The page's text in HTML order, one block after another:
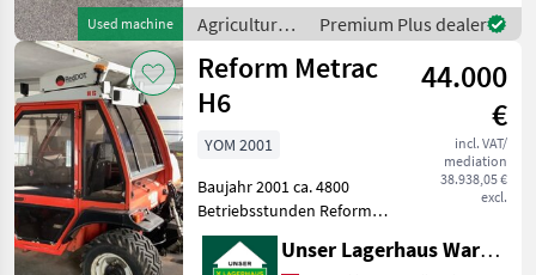
Rasant
Toro
Antonio Carraro
Sauerburger
Show
all 8
Used machine
Agricultural
motor
vehicles /
Reform
Premium Plus dealer
Reform Metrac
H6
44.000
€
incl. VAT/
mediation
38.938,05 €
excl.
YOM 2001
Baujahr 2001 ca. 4800
Betriebsstunden Reform
Bandrechen SIP Kreisler 350
Reform Scheibenmähwerk
Unser Lagerhaus Warenhandelsges.m.b.H.